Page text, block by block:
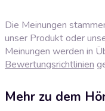
Die Meinungen
unser Produkt oder
Meinungen werden in
Bewertungsrichtlinien
Mehr zu dem